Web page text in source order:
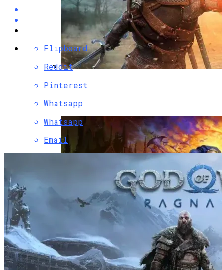
CD Projekt Начнет Производственную
Году
Flipboard
Reddit
Pinterest
Whatsapp
Whatsapp
Email